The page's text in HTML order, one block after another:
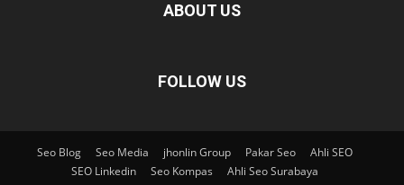
ABOUT US
FOLLOW US
Seo Blog Seo Media jhonlin Group Pakar Seo
Ahli SEO
SEO Linkedin
Seo Kompas
Ahli Seo Surabaya